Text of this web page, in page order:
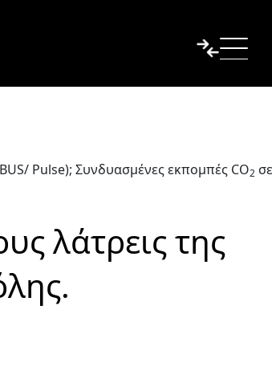
Pulse); Συνδυασμένες εκπομπές CO2
λάτρεις της